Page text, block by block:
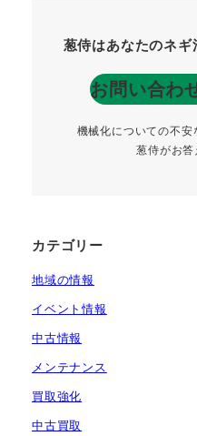
葱侍はあなたのネギ
お問い合わ
機械化についての不安
葱侍がお答
カテゴリー
地域の情報
イベント情報
中古情報
メンテナンス
買取強化
中古買取